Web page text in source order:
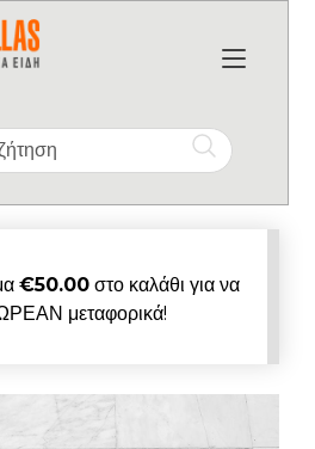
€50.00στο καλάθι για να
μεταφορικά!